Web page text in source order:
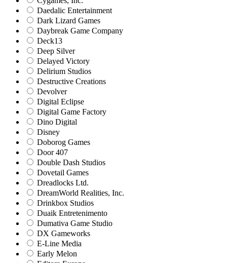
Daedalic Entertainment
Dark Lizard Games
Daybreak Game Company
Deck13
Deep Silver
Delayed Victory
Delirium Studios
Destructive Creations
Devolver
Digital Eclipse
Digital Game Factory
Dino Digital
Disney
Doborog Games
Door 407
Double Dash Studios
Dovetail Games
Dreadlocks Ltd.
DreamWorld Realities, Inc.
Drinkbox Studios
Duaik Entretenimento
Dumativa Game Studio
DX Gameworks
E-Line Media
Early Melon